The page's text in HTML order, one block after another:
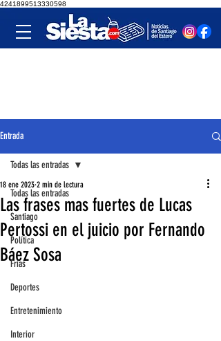
4241899513330598
Entrada
Todas las entradas
Santiago
Política
Frías
Deportes
Entretenimiento
Interior
Todas las entradas
Las frases mas fuertes de Lucas
Pertossi en el juicio por Fernando
Báez Sosa
18 ene 2023 2 min de lectura